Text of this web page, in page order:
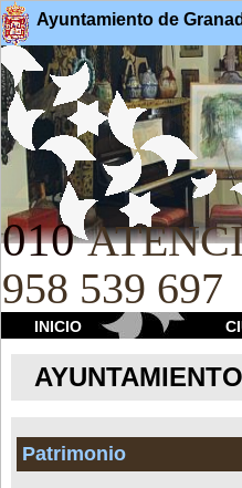
Ayuntamiento de
010
958 539 697
INICIO
AYUNTAMIENTO
Patrimonio